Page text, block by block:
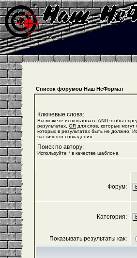
Список форумов Наш НеФормат
Ключевые слова:
Вы можете использовать AND чтобы
результатах, OR для слов, которые могут
которых в результатах быть не должно.
частичного совпадения.
Поиск по автору:
Используйте * в качестве шаблона
Форум:
Категория:
Показывать результаты как: